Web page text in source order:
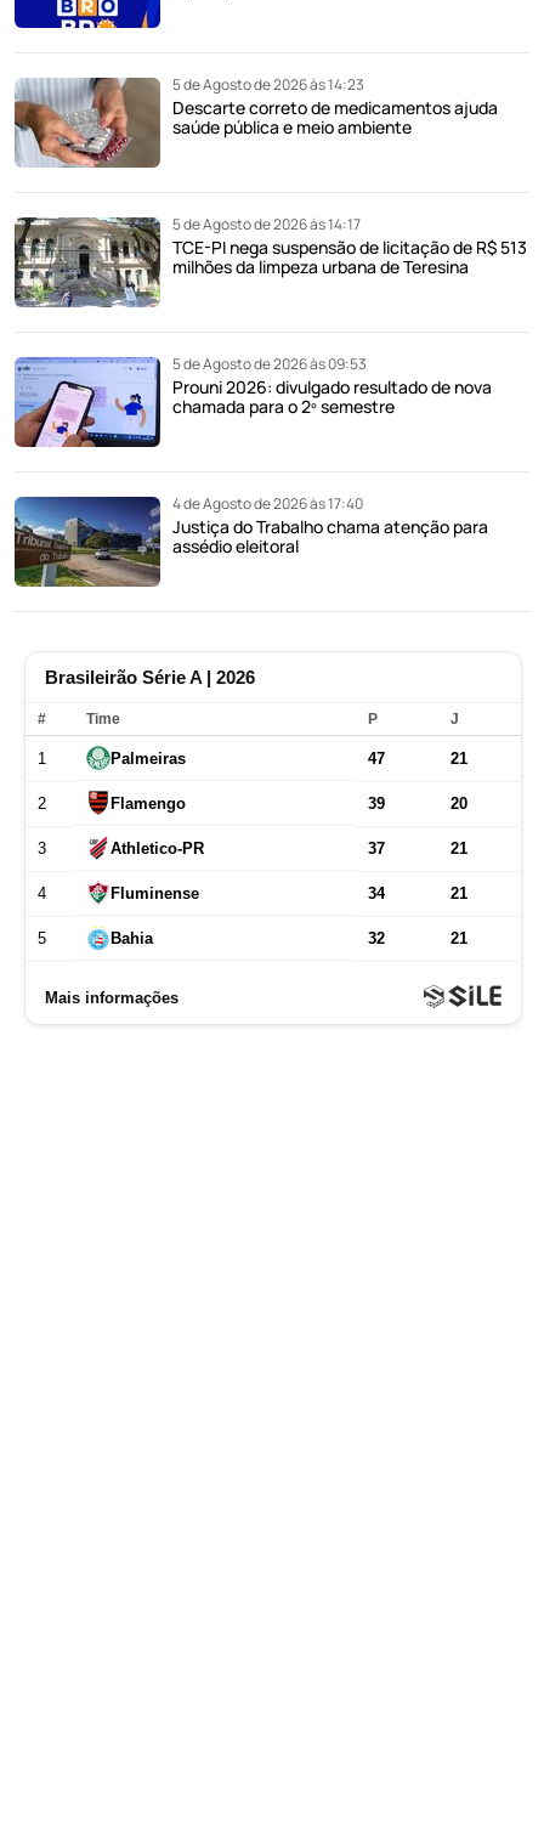
5 de Agosto de 2026 às 14:23
Descarte correto de medicamentos ajuda
saúde pública e meio ambiente
5 de Agosto de 2026 às 14:17
TCE-PI nega suspensão de licitação de R$ 513
milhões da limpeza urbana de Teresina
5 de Agosto de 2026 às 09:53
Prouni 2026: divulgado resultado de nova
chamada para o 2º semestre
4 de Agosto de 2026 às 17:40
Justiça do Trabalho chama atenção para
assédio eleitoral